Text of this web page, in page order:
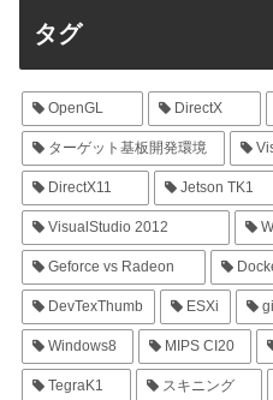
タグ
OpenGL DirectX
ターゲット基板開発環境
DirectX11 Jetson TK1
VisualStudio 2012
Geforce vs Radeon
DevTexThumb ESXi
Windows8 MIPS CI20
TegraK1 スキニング